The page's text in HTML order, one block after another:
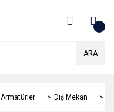
ARA
Armatürler Dış Mekan